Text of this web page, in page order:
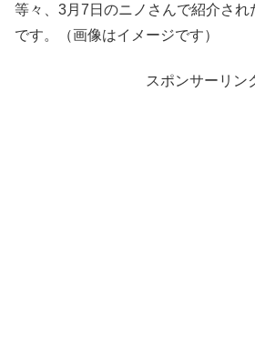
等々、3月7日のニノさんで紹介され
です。（画像はイメージです）
スポンサーリン